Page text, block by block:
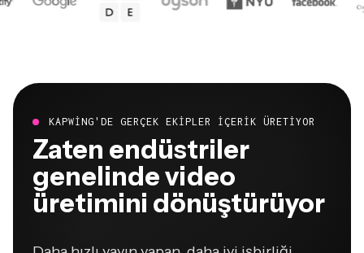
Zaten endüstriler
genelinde video
üretimini dönüştürüyor
Daha hızlı yayın yapan, daha iyi işbirliği
yapan ve her zaman bir adım önde olan